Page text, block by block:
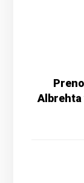
Albrehta